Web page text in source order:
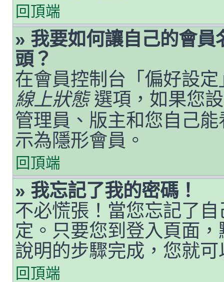
回頂端
» 我要如何讓自己的會
頭？
在會員控制台「偏好設
線上狀態選項，如果您
管理員、版主和您自己
示為隱形會員。
回頂端
» 我忘記了我的密碼！
不必慌張！當您忘記了
定。只要您到登入頁面
說明的步驟完成，您就
回頂端